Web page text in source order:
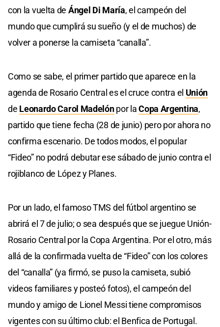
con la vuelta de Ángel Di María, el campeón del
mundo que cumplirá su sueño (y el de muchos) de
volver a ponerse la camiseta “canalla”.
Como se sabe, el primer partido que aparece en la
agenda de Rosario Central es el cruce contra el Unión
de Leonardo Carol Madelónpor laCopa Argentina,
partido que tiene fecha (28 de junio) pero por ahora no
confirma escenario. De todos modos, el popular
“Fideo” no podrá debutar ese sábado de junio contra el
rojiblanco de López y Planes.
Por un lado, el famoso TMS del fútbol argentino se
abrirá el 7 de julio; o sea después que se juegue Unión-
Rosario Central por la Copa Argentina. Por el otro, más
allá de la confirmada vuelta de “Fideo” con los colores
del “canalla” (ya firmó, se puso la camiseta, subió
videos familiares y posteó fotos), el campeón del
mundo y amigo de Lionel Messi tiene compromisos
vigentes con su último club: el Benfica de Portugal.